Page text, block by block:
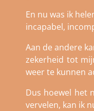
En nu was ik
incapabel,
Aan de andere
zekerheid tot
weer te kunnen
Dus hoewel het
vervelen, kan ik